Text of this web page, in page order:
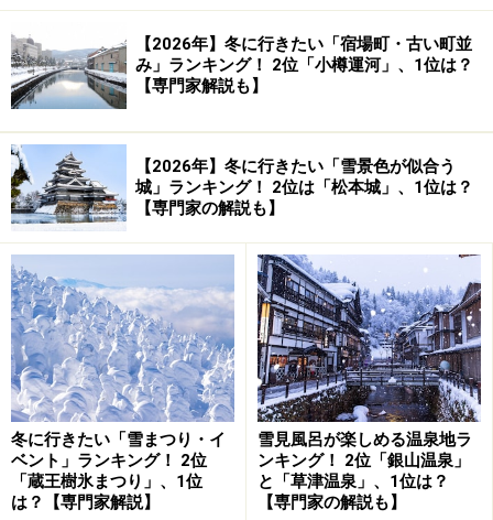
桜と菜の花が織りなす絶妙なコントラスト
に注目
「みなみの桜と菜の花まつり」
（
）は、伊豆半島の1番南に位置する南伊
豆町にあります。
南伊豆町は、石廊崎（いろうざき）や弓ヶ浜などの観光
名所を多く抱え、そのロケーションから1年を通して温
暖な気候に恵まれていて、避寒地としても人気の場所で
す。
【2026年】冬に行きたい「宿場町・古い町並
み」ランキング！ 2位「小樽運河」、1位は？
【専門家解説も】
【2026年】冬に行きたい「雪景色が似合う
城」ランキング！ 2位は「松本城」、1位は？
【専門家の解説も】
冬に行きたい「雪まつり・イ
ベント」ランキング！ 2位
「蔵王樹氷まつり」、1位
は？【専門家解説】
雪見風呂が楽しめる温泉地ラ
ンキング！ 2位「銀山温泉」
と「草津温泉」、1位は？
【専門家の解説も】